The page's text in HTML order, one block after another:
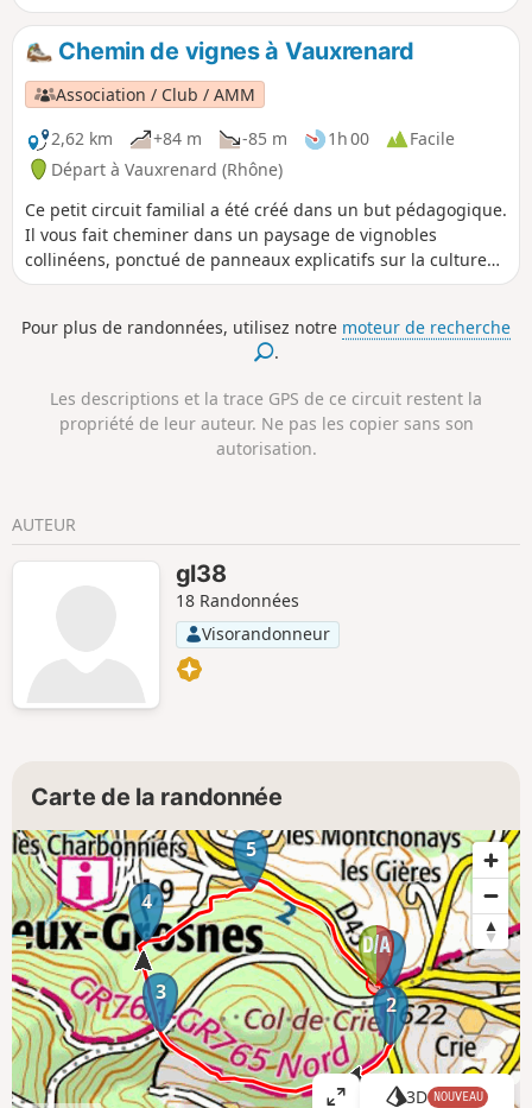
Chemin de vignes à Vauxrenard
Association / Club / AMM
2,62 km
+84 m -85 m 1h 00
Facile
Départ à Vauxrenard (Rhône)
Ce petit circuit familial a été créé dans un but pédagogique.
Il vous fait cheminer dans un paysage de vignobles
collinéens, ponctué de panneaux explicatifs sur la culture
de la vigne. Avec une vue splendide sur la vallée de la
forêts. L'abandon de la culture du vignoble sur les pentes
les plus raides permet de découvrir la végétation pionnière,
Pour plus de randonnées, utilisez notre moteur de recherche
.
Les descriptions et la trace GPS de ce circuit restent la
propriété de leur auteur. Ne pas les copier sans son
autorisation.
AUTEUR
gl38
18 Randonnées
Visorandonneur
Carte de la randonnée
1
2
3
4
5
3D NOUVEAU